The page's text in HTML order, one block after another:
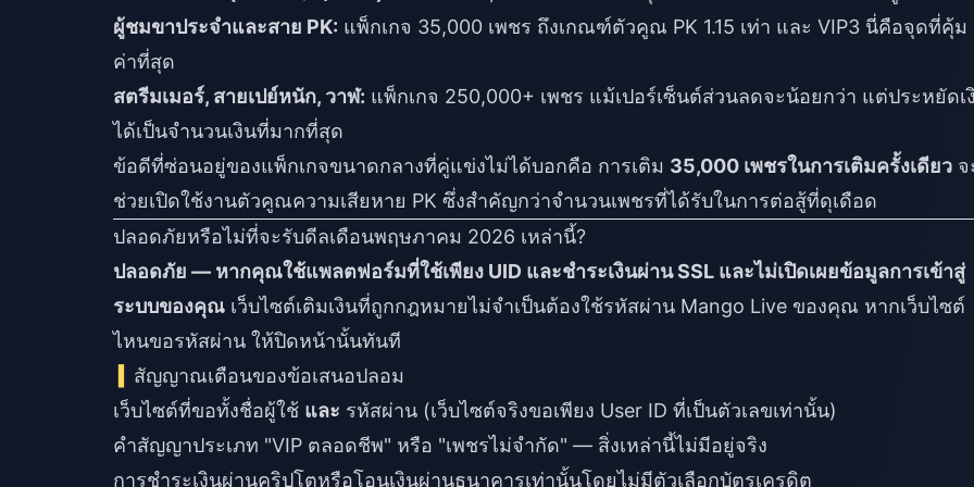
ผู้ชมขาประจำและสาย PK: แพ็กเกจ 35,000 เพชร ถึงเกณฑ์ตัวคูณ PK 1.15 เท่า และ VIP3 นี่คือจุดที่คุ้ม
ค่าที่สุด
สตรีมเมอร์, สายเปย์หนัก, วาฬ: แพ็กเกจ 250,000+ เพชร แม้เปอร์เซ็นต์ส่วนลดจะน้อยกว่า แต่ประหยัดเ
ได้เป็นจำนวนเงินที่มากที่สุด
ข้อดีที่ซ่อนอยู่ของแพ็กเกจขนาดกลางที่คู่แข่งไม่ได้บอกคือ การเติม 35,000 เพชรในการเติมครั้งเดียว จ
ช่วยเปิดใช้งานตัวคูณความเสียหาย PK ซึ่งสำคัญกว่าจำนวนเพชรที่ได้รับในการต่อสู้ที่ดุเดือด
ปลอดภัยหรือไม่ที่จะรับดีลเดือนพฤษภาคม 2026 เหล่านี้?
ปลอดภัย — หากคุณใช้แพลตฟอร์มที่ใช้เพียง UID และชำระเงินผ่าน SSL และไม่เปิดเผยข้อมูลการเข้าสู่
ระบบของคุณ เว็บไซต์เติมเงินที่ถูกกฎหมายไม่จำเป็นต้องใช้รหัสผ่าน Mango Live ของคุณ หากเว็บไซต์
ไหนขอรหัสผ่าน ให้ปิดหน้านั้นทันที
สัญญาณเตือนของข้อเสนอปลอม
เว็บไซต์ที่ขอทั้งชื่อผู้ใช้ และ รหัสผ่าน (เว็บไซต์จริงขอเพียง User ID ที่เป็นตัวเลขเท่านั้น)
คำสัญญาประเภท "VIP ตลอดชีพ" หรือ "เพชรไม่จำกัด" — สิ่งเหล่านี้ไม่มีอยู่จริง
การชำระเงินผ่านคริปโตหรือโอนเงินผ่านธนาคารเท่านั้นโดยไม่มีตัวเลือกบัตรเครดิต